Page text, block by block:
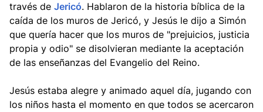
través de Jericó. Hablaron de la historia bíblica de la
caída de los muros de Jericó, y Jesús le dijo a Simón
que quería hacer que los muros de "prejuicios, justicia
propia y odio" se disolvieran mediante la aceptación
de las enseñanzas del Evangelio del Reino.
Jesús estaba alegre y animado aquel día, jugando con
los niños hasta el momento en que todos se acercaron